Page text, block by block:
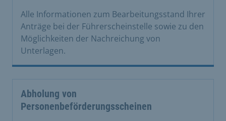
Alle Informationen zum Bearbeitungsstand Ihrer
Anträge bei der Führerscheinstelle sowie zu den
Möglichkeiten der Nachreichung von
Unterlagen.
Abholung von
Personenbeförderungsscheinen